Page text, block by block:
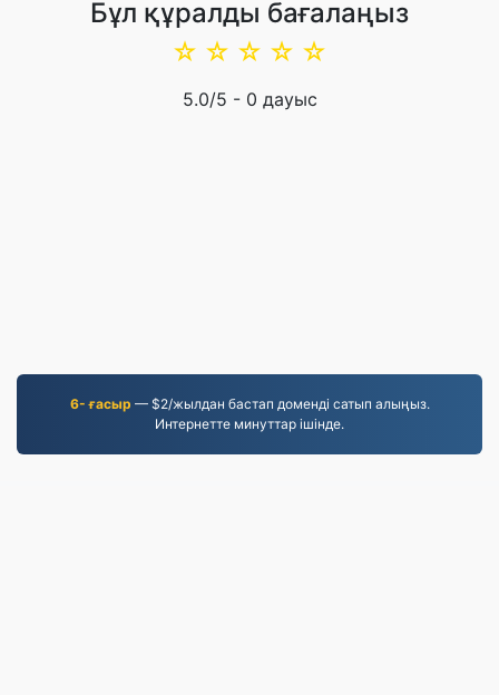
Бұл құралды бағалаңыз
☆
☆
☆
☆
☆
5.0/5 - 0 дауыс
6- ғасыр — $2/жылдан бастап доменді сатып алыңыз.
Интернетте минуттар ішінде.